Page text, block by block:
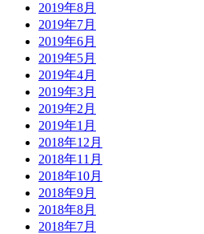
2019年8月
2019年7月
2019年6月
2019年5月
2019年4月
2019年3月
2019年2月
2019年1月
2018年12月
2018年11月
2018年10月
2018年9月
2018年8月
2018年7月